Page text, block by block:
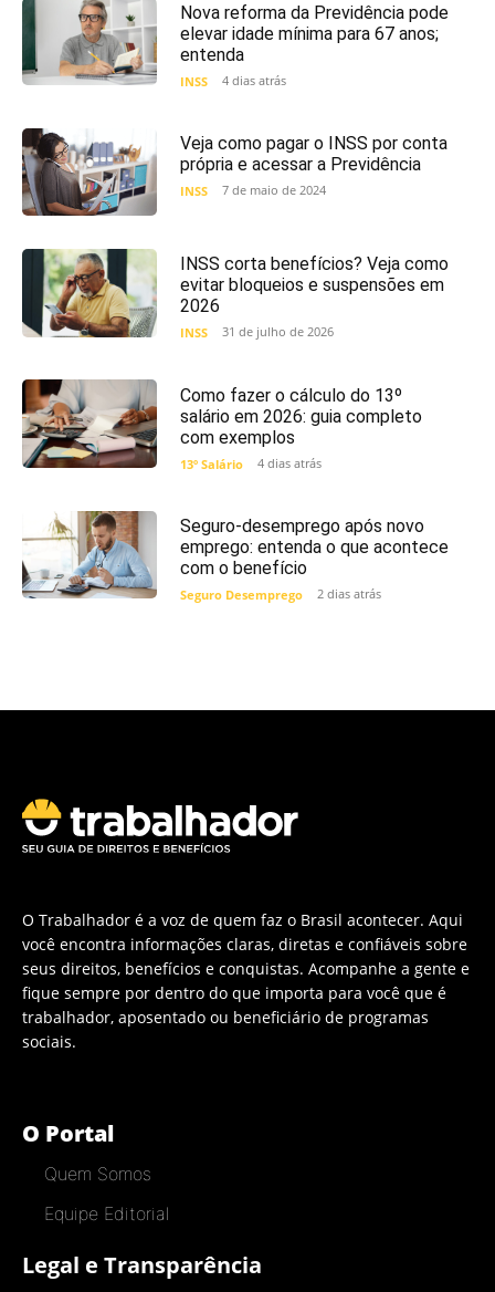
Nova reforma da Previdência pode
elevar idade mínima para 67 anos;
entenda
INSS 4 dias atrás
Veja como pagar o INSS por conta
própria e acessar a Previdência
INSS 7 de maio de 2024
INSS corta benefícios? Veja como
evitar bloqueios e suspensões em
2026
INSS 31 de julho de 2026
Como fazer o cálculo do 13º
salário em 2026: guia completo
com exemplos
13º Salário 4 dias atrás
Seguro-desemprego após novo
emprego: entenda o que acontece
com o benefício
Seguro Desemprego 2 dias atrás
O Trabalhador é a voz de quem faz o Brasil acontecer. Aqui
você encontra informações claras, diretas e confiáveis sobre
seus direitos, benefícios e conquistas. Acompanhe a gente e
fique sempre por dentro do que importa para você que é
trabalhador, aposentado ou beneficiário de programas
sociais.
O Portal
Quem Somos
Equipe Editorial
Legal e Transparência